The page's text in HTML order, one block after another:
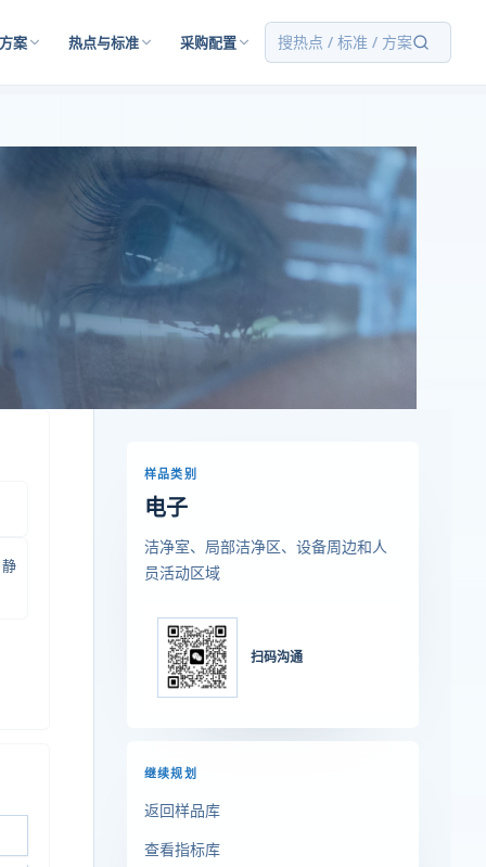
案 热点与标准 采购配置 搜热点 / 标准 / 方案
样品类别
电子
洁净室、局部洁净区、设备周边和人
员活动区域
扫码沟通
继续规划
返回样品库
查看指标库